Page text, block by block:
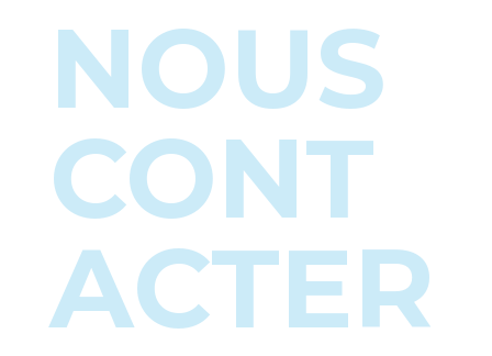
NOUS
CONT
ACTER